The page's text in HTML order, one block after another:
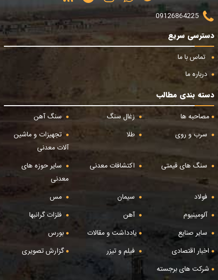
09126864225
دسترسی سریع
تماس با ما
درباره ما
دسته بندی مطالب
مصاحبه ها
زغال سنگ
سنگ آهن
سرب و روی
طلا
تجهیزات و ماشین
آلات معدنی
سنگ های قیمتی
اکتشافات معدنی
سایر حوزه های
معدنی
فولاد
سیمان
مس
آلومینیوم
آهن
فلزات گرانبها
سایر صنایع
یادداشت و مقالات
بورس
اخبار اقتصادی
فیلم و تیزر
گزارش تصویری
شرکت های برجسته